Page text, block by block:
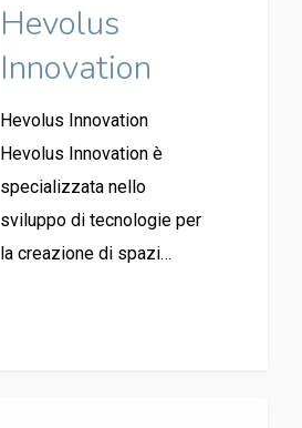
Hevolus
Innovation
Hevolus Innovation
Hevolus Innovation è
specializzata nello
sviluppo di tecnologie per
la creazione di spazi…